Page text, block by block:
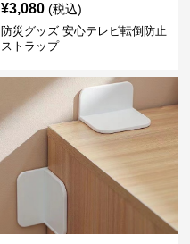
¥3,080 (税込)
防災グッズ 安心テレビ転倒防止
ストラップ